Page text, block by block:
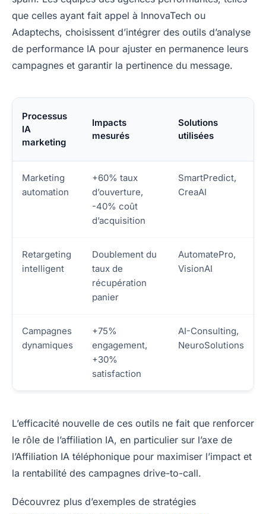
que celles ayant fait appel à InnovaTech ou
Adaptechs, choisissent d’intégrer des outils d’analyse
de performance IA pour ajuster en permanence leurs
campagnes et garantir la pertinence du message.
Processus
IA
marketing
Impacts
mesurés
Solutions
utilisées
Marketing
automation
+60% taux
d’ouverture,
-40% coût
d’acquisition
SmartPredict,
CreaAI
Retargeting
intelligent
Doublement du
taux de
récupération
panier
AutomatePro,
VisionAI
Campagnes
dynamiques
+75%
engagement,
+30%
satisfaction
AI-Consulting,
NeuroSolutions
L’efficacité nouvelle de ces outils ne fait que renforcer
le rôle de l’affiliation IA, en particulier sur l’axe de
l’Affiliation IA téléphonique pour maximiser l’impact et
la rentabilité des campagnes drive-to-call.
Découvrez plus d’exemples de stratégies